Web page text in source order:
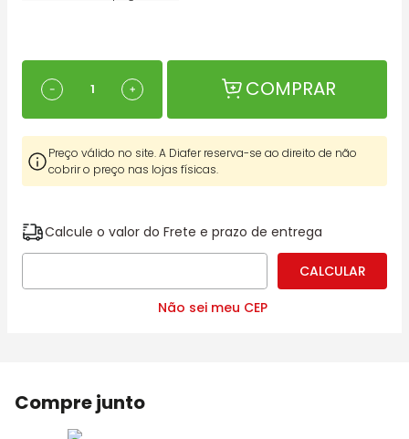
＋
－ COMPRAR
Preço válido no site. A Diafer reserva-se ao direito de não
cobrir o preço nas lojas físicas.
Calcule o valor do Frete e prazo de entrega
Não sei meu CEP
Compre junto